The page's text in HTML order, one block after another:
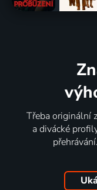
Třeba originální
a divácké